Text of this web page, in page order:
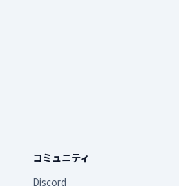
コミュニティ
Discord